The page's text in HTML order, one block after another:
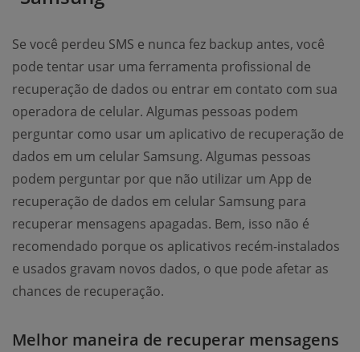
Se você perdeu SMS e nunca fez backup antes, você
pode tentar usar uma ferramenta profissional de
recuperação de dados ou entrar em contato com sua
operadora de celular. Algumas pessoas podem
perguntar como usar um aplicativo de recuperação de
dados em um celular Samsung. Algumas pessoas
podem perguntar por que não utilizar um App de
recuperação de dados em celular Samsung para
recuperar mensagens apagadas. Bem, isso não é
recomendado porque os aplicativos recém-instalados
e usados gravam novos dados, o que pode afetar as
chances de recuperação.
Melhor maneira de recuperar mensagens